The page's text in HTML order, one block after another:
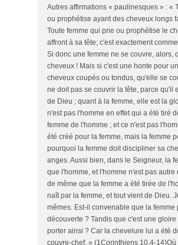
Autres affirmations « paulinesques » : «
ou prophétise ayant des cheveux longs
Toute femme qui prie ou prophétise le
affront à sa tête; c'est exactement
Si donc une femme ne se couvre, alors,
cheveux ! Mais si c'est une honte pour
cheveux coupés ou tondus, qu'elle se
ne doit pas se couvrir la tête, parce qu'il
de Dieu ; quant à la femme, elle est la
n'est pas l'homme en effet qui a été tiré
femme de l'homme ; et ce n'est pas
été créé pour la femme, mais la femme
pourquoi la femme doit discipliner sa
anges. Aussi bien, dans le Seigneur, la
que l'homme, et l'homme n'est pas autre
de même que la femme a été tirée de
naît par la femme, et tout vient de Dieu.
mêmes. Est-il convenable que la femme
découverte ? Tandis que c'est une
porter ainsi ? Car la chevelure lui a été
couvre-chef. » (1Corinthiens 10,4-